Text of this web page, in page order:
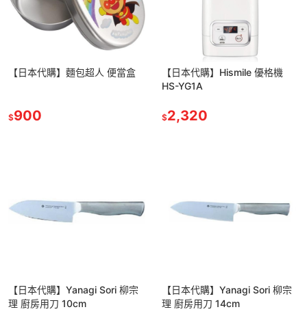
【日本代購】麵包超人 便當盒
$900
【日本代購】Hismile 優格機
HS-YG1A
$2,320
【日本代購】Yanagi Sori 柳宗
理 廚房用刀 10cm
【日本代購】Yanagi Sori 柳宗
理 廚房用刀 14cm